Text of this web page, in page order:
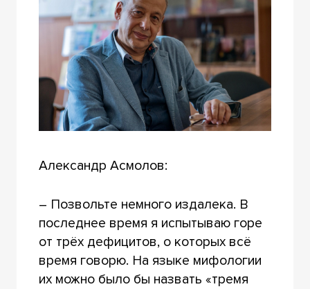
Александр Асмолов:
– Позвольте немного издалека. В
последнее время я испытываю горе
от трёх дефицитов, о которых всё
время говорю. На языке мифологии
их можно было бы назвать «тремя